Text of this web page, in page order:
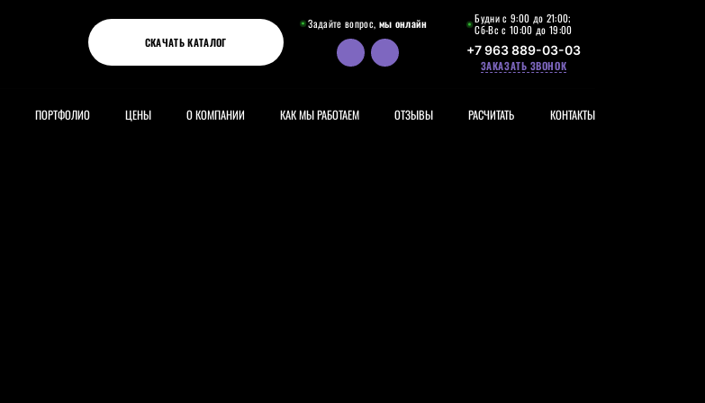
СКАЧАТЬ КАТАЛОГ
Задайте вопрос, мы онлайн
Будни с 9:00 до 21:00;
Сб-Вс с 10:00 до 19:00
+7 963 889-03-03
ЗАКАЗАТЬ ЗВОНОК
ПОРТФОЛИО ЦЕНЫ О КОМПАНИИ КАК МЫ РАБОТАЕМ ОТЗЫВЫ РАСЧИТАТЬ КОНТАКТЫ